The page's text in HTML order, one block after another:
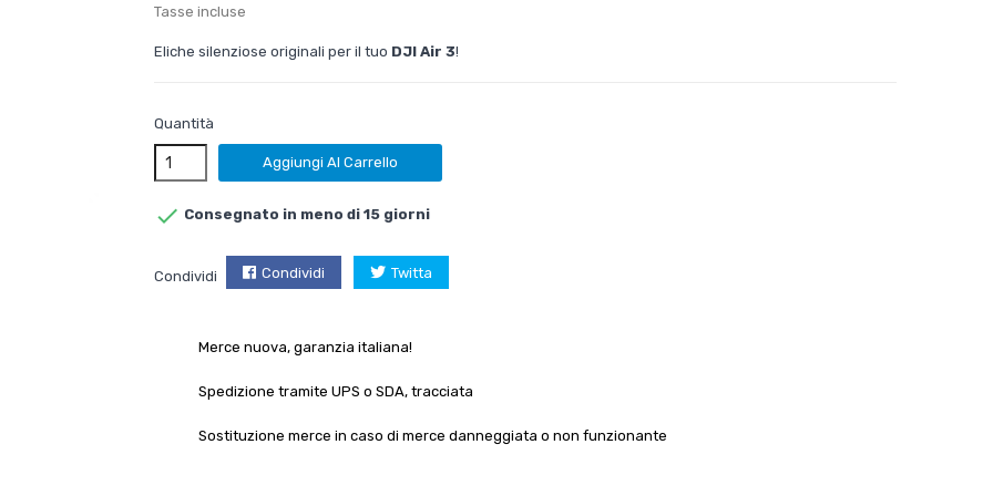
Tasse incluse
Eliche silenziose originali per il tuo DJI Air 3!
Quantità
Aggiungi Al Carrello
 Consegnato in meno di 15 giorni
Condividi Condividi Twitta
Merce nuova, garanzia italiana!
Spedizione tramite UPS o SDA, tracciata
Sostituzione merce in caso di merce danneggiata o non funzionante